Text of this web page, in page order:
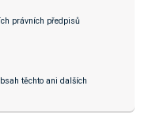
právních předpisů
těchto ani dalších